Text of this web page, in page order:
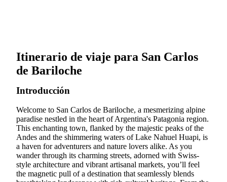
Itinerario de viaje para San Carlos
de Bariloche
Introducción
Welcome to San Carlos de Bariloche, a mesmerizing alpine
paradise nestled in the heart of Argentina's Patagonia region.
This enchanting town, flanked by the majestic peaks of the
Andes and the shimmering waters of Lake Nahuel Huapi, is
a haven for adventurers and nature lovers alike. As you
wander through its charming streets, adorned with Swiss-
style architecture and vibrant artisanal markets, you’ll feel
the magnetic pull of a destination that seamlessly blends